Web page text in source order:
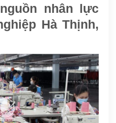
nhân lực
Hà Thịnh,